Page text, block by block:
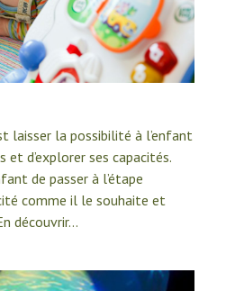
laisser la possibilité à l’enfant
et d’explorer ses capacités.
de passer à l’étape
comme il le souhaite et
découvrir...